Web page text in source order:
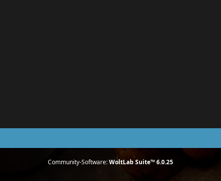
Community-Software:WoltLab Suite™ 6.0.25